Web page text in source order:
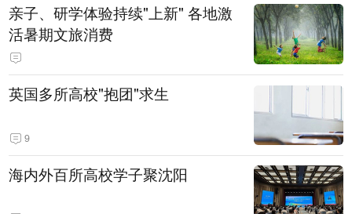
亲子、研学体验持续"上新" 各地激
活暑期文旅消费
英国多所高校"抱团"求生
9
海内外百所高校学子聚沈阳